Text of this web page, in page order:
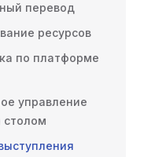
перевод
ресурсов
по платформе
управление
столом